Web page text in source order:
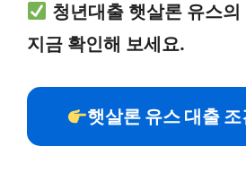
청년대출 햇살론 유스
지금 확인해 보세요.
햇살론 유스 대출